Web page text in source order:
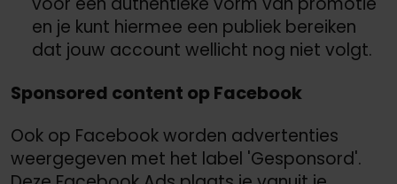
en je kunt hiermee een publiek bereiken
dat jouw account wellicht nog niet volgt.
Sponsored content op Facebook
Ook op Facebook worden advertenties
weergegeven met het label 'Gesponsord'.